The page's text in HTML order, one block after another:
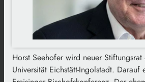
Horst Seehofer wird neuer
Universität Eichstätt-Ingolstadt.